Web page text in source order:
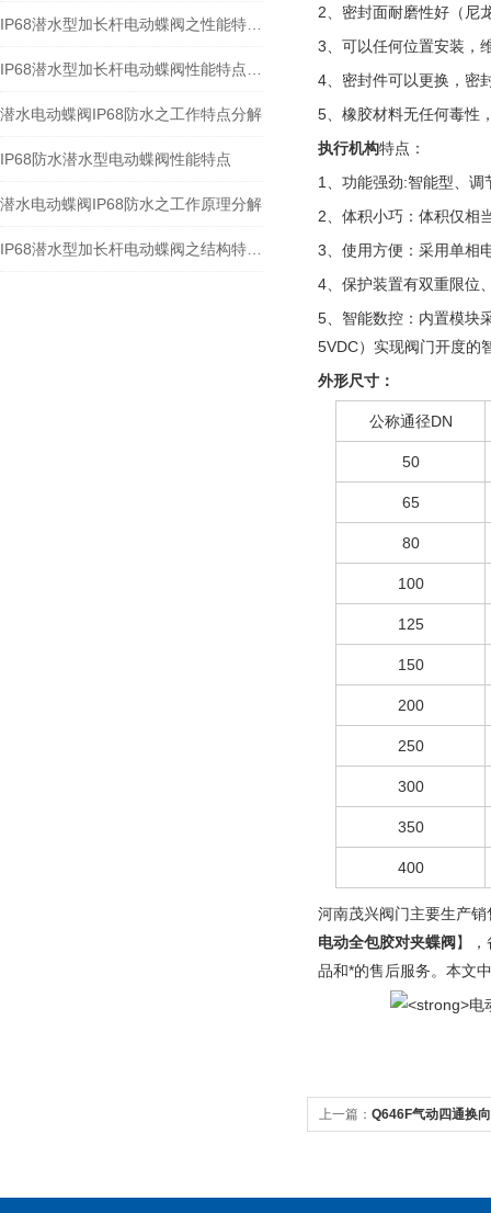
潜水电动蝶阀IP68防水之工作特点分解
IP68防水潜水型电动蝶阀性能特点
潜水电动蝶阀IP68防水之工作原理分解
2、密封面耐磨性好（尼
3、可以任何位置安装，
4、密封件可以更换，密
5、橡胶材料无任何毒性
执行机构特点：
1、功能强劲:智能型、调
2、体积小巧：体积仅相
3、使用方便：采用单相
4、保护装置有双重限位
5、智能数控：内置模块
5VDC）实现阀门开度的
外形尺寸：
公称通径DN
50
65
80
100
125
150
200
250
300
350
400
河南茂兴阀门主要生产销
电动全包胶对夹蝶阀 】
品和*的售后服务。本文
上一篇： Q646F气动四通换